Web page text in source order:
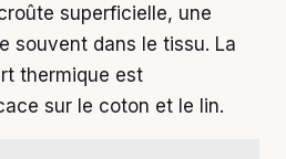
superficielle, une
souvent dans le tissu. La
thermique est
sur le coton et le lin.